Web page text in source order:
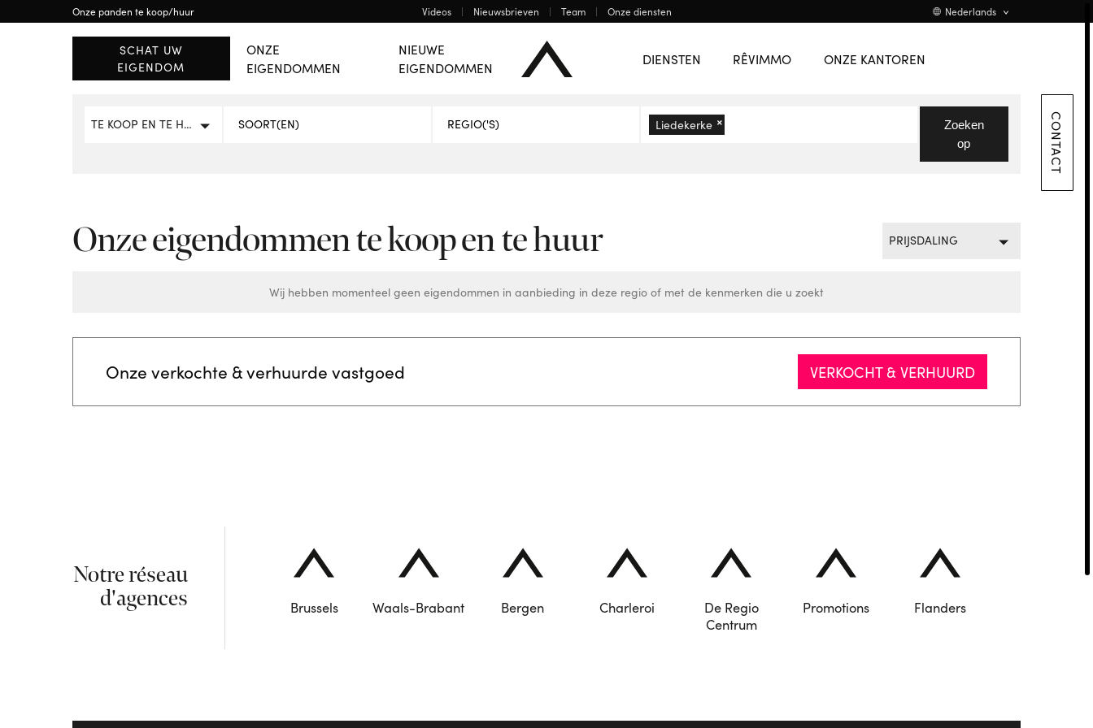
Onze panden te koop/huur Videos Nieuwsbrieven Team Onze diensten Nederlands
English
SCHAT UW
EIGENDOM
ONZE
EIGENDOMMEN
ALLE PANDEN BEKIJKEN
NIEUWE
EIGENDOMMEN
DIENSTEN RÊVIMMO
CONTACT
ONZE KANTOREN
Brussels Waals-Brabant Bergen Charleroi
CONTACT
TE KOOP EN TE HUUR ×
Liedekerke
Zoeken
op
Onze eigendommen te koop en te huur PRIJSDALING
Wij hebben momenteel geen eigendommen in aanbieding in deze regio of met de kenmerken die u zoekt
Onze verkochte & verhuurde vastgoed VERKOCHT & VERHUURD
Notre réseau
d'agences
Brussels Waals-Brabant Bergen Charleroi
De Regio
Centrum
Promotions Flanders